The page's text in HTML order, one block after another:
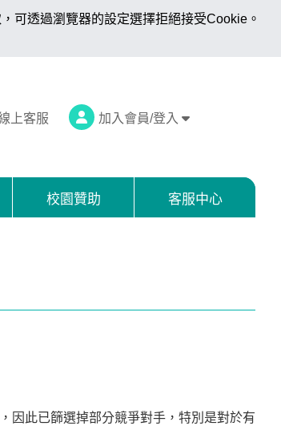
可透過瀏覽器的設定選擇拒絕接受Cookie。
上客服 加入會員/登入
校園贊助 客服中心
因此已篩選掉部分競爭對手，特別是對於有